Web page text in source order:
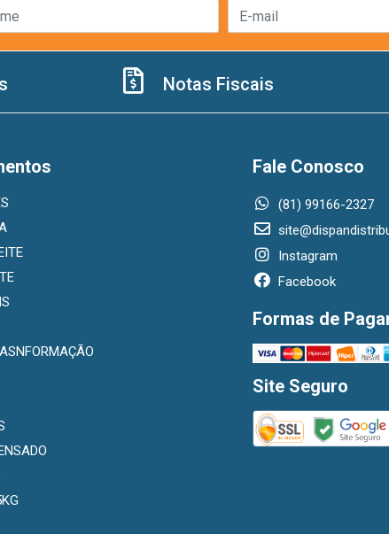
Notas Fiscais
Fale Conosco
(81) 99166-2327
Instagram
Facebook
Formas de
Site Seguro